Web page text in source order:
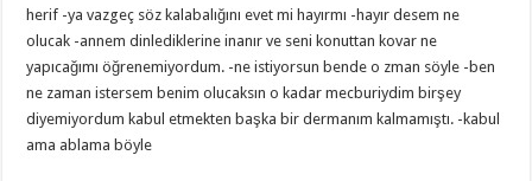
herif -ya vazgeç söz kalabalığını evet mi hayırmı -hayır desem ne
olucak -annem dinlediklerine inanır ve seni konuttan kovar ne
yapıcağımı öğrenemiyordum. -ne istiyorsun bende o zman söyle -ben
ne zaman istersem benim olucaksın o kadar mecburiydim birşey
diyemiyordum kabul etmekten başka bir dermanım kalmamıştı. -kabul
ama ablama böyle